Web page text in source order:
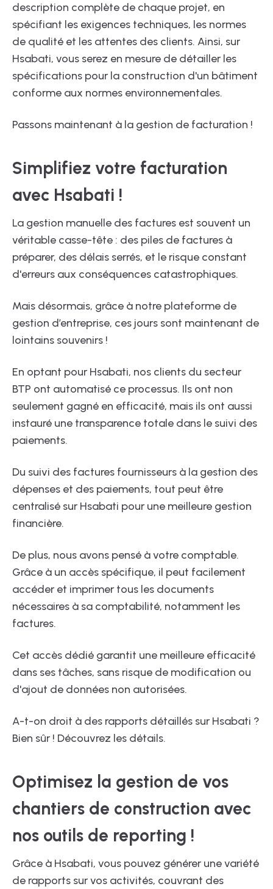
description complète de chaque projet, en
spécifiant les exigences techniques, les normes
de qualité et les attentes des clients. Ainsi, sur
Hsabati, vous serez en mesure de détailler les
spécifications pour la construction d'un bâtiment
conforme aux normes environnementales.
Passons maintenant à la gestion de facturation !
Simplifiez votre facturation
avec Hsabati !
La gestion manuelle des factures est souvent un
véritable casse-tête : des piles de factures à
préparer, des délais serrés, et le risque constant
d'erreurs aux conséquences catastrophiques.
Mais désormais, grâce à notre plateforme de
gestion d’entreprise, ces jours sont maintenant de
lointains souvenirs !
En optant pour Hsabati, nos clients du secteur
BTP ont automatisé ce processus. Ils ont non
seulement gagné en efficacité, mais ils ont aussi
instauré une transparence totale dans le suivi des
paiements.
Du suivi des factures fournisseurs à la gestion des
dépenses et des paiements, tout peut être
centralisé sur Hsabati pour une meilleure gestion
financière.
De plus, nous avons pensé à votre comptable.
Grâce à un accès spécifique, il peut facilement
accéder et imprimer tous les documents
nécessaires à sa comptabilité, notamment les
factures.
Cet accès dédié garantit une meilleure efficacité
dans ses tâches, sans risque de modification ou
d'ajout de données non autorisées.
A-t-on droit à des rapports détaillés sur Hsabati ?
Bien sûr ! Découvrez les détails.
Optimisez la gestion de vos
chantiers de construction avec
nos outils de reporting !
Grâce à Hsabati, vous pouvez générer une variété
de rapports sur vos activités, couvrant des